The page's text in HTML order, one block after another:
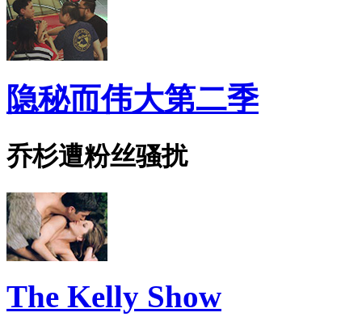
隐秘而伟大第二季
乔杉遭粉丝骚扰
The Kelly Show